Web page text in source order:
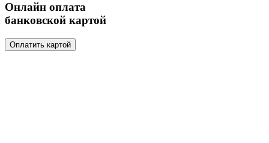
Онлайн оплата
банковской картой
Оплатить картой